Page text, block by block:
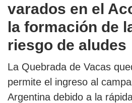
varados en el
la formación de
riesgo de aludes
La Quebrada de Vacas
permite el ingreso al
Argentina debido a la